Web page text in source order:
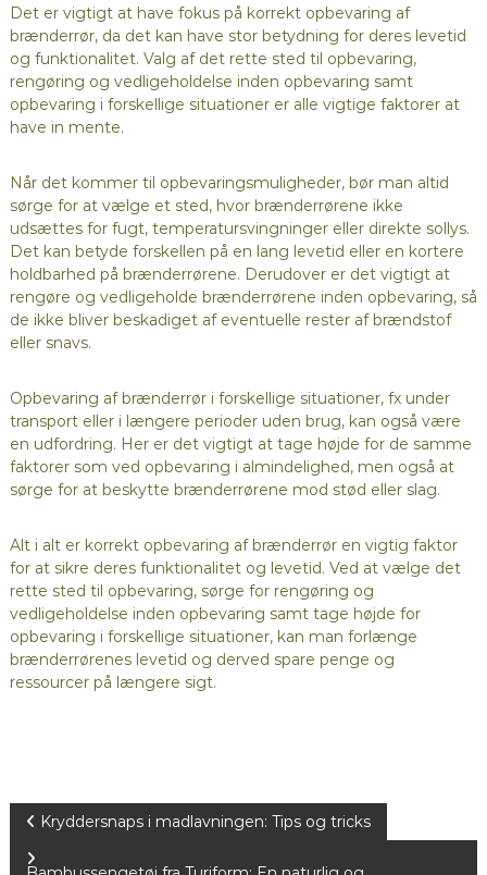
Det er vigtigt at have fokus på korrekt opbevaring af
brænderrør, da det kan have stor betydning for deres levetid
og funktionalitet. Valg af det rette sted til opbevaring,
rengøring og vedligeholdelse inden opbevaring samt
opbevaring i forskellige situationer er alle vigtige faktorer at
have in mente.
Når det kommer til opbevaringsmuligheder, bør man altid
sørge for at vælge et sted, hvor brænderrørene ikke
udsættes for fugt, temperatursvingninger eller direkte sollys.
Det kan betyde forskellen på en lang levetid eller en kortere
holdbarhed på brænderrørene. Derudover er det vigtigt at
rengøre og vedligeholde brænderrørene inden opbevaring, så
de ikke bliver beskadiget af eventuelle rester af brændstof
eller snavs.
Opbevaring af brænderrør i forskellige situationer, fx under
transport eller i længere perioder uden brug, kan også være
en udfordring. Her er det vigtigt at tage højde for de samme
faktorer som ved opbevaring i almindelighed, men også at
sørge for at beskytte brænderrørene mod stød eller slag.
Alt i alt er korrekt opbevaring af brænderrør en vigtig faktor
for at sikre deres funktionalitet og levetid. Ved at vælge det
rette sted til opbevaring, sørge for rengøring og
vedligeholdelse inden opbevaring samt tage højde for
opbevaring i forskellige situationer, kan man forlænge
brænderrørenes levetid og derved spare penge og
ressourcer på længere sigt.
Kryddersnaps i madlavningen: Tips og tricks